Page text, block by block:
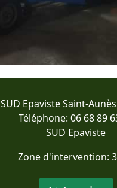
SUD Epaviste Saint-
Téléphone: 06 68 89
SUD Epaviste
Zone d'intervention: